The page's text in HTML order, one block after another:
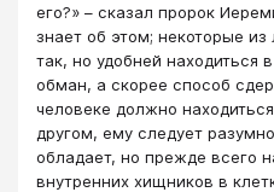
его?» – сказал пророк
знает об этом; некоторые
так, но удобней находиться
обман, а скорее способ
человеке должно
другом, ему следует
обладает, но прежде всего
внутренних хищников в